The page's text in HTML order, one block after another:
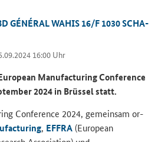
GÉNÉRAL WAHIS 16/F 1030 SCHA­
16:00 Uhr
Manufacturing Conference
2024 in Brüs­sel statt.
Conference 2024, ge­mein­sam or­
, EFFRA(European